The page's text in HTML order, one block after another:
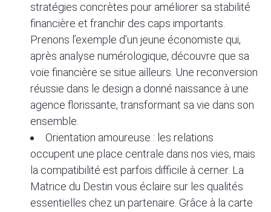
stratégies concrètes pour améliorer sa stabilité
financière et franchir des caps importants.
Prenons l’exemple d’un jeune économiste qui,
après analyse numérologique, découvre que sa
voie financière se situe ailleurs. Une reconversion
réussie dans le design a donné naissance à une
agence florissante, transformant sa vie dans son
ensemble.
Orientation amoureuse : les relations
occupent une place centrale dans nos vies, mais
la compatibilité est parfois difficile à cerner. La
Matrice du Destin vous éclaire sur les qualités
essentielles chez un partenaire. Grâce à la carte